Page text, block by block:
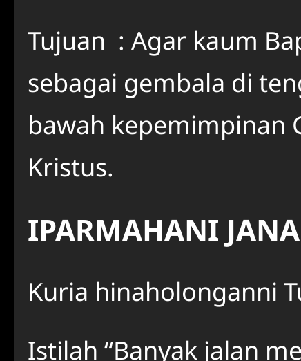
Tujuan : Agar kaum
sebagai gembala di
bawah kepemimpinan
Kristus.
IPARMAHANI
Kuria hinaholonganni
Istilah “Banyak jalan